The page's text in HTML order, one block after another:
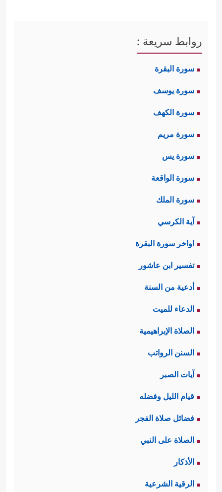
روابط سريعة :
سورة البقرة
سورة يوسف
سورة الكهف
سورة مريم
سورة يس
سورة الواقعة
سورة الملك
آية الكرسي
اواخر سورة البقرة
تفسير ابن عاشور
أدعية من السنة
الدعاء للميت
الصلاة الإبراهيمية
السنن الرواتب
آيات الصبر
قيام الليل وفضله
فضائل صلاة الفجر
الصلاة على النبي
الأذكار
الرقية الشرعية